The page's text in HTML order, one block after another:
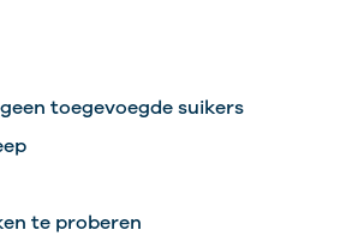
toegevoegde suikers
te proberen